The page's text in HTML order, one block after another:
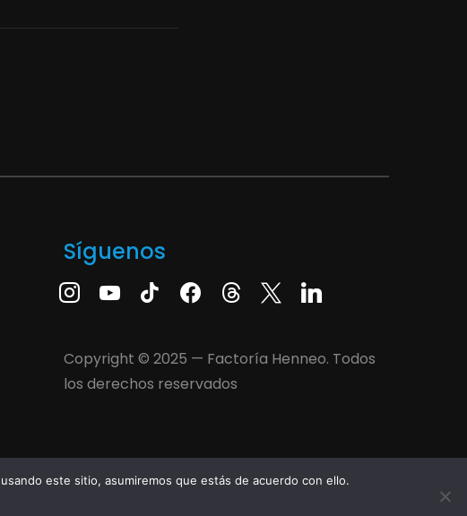
Síguenos
Copyright © 2025 — Factoría Henneo. Todos
los derechos reservados
este sitio, asumiremos que estás de acuerdo con ello.